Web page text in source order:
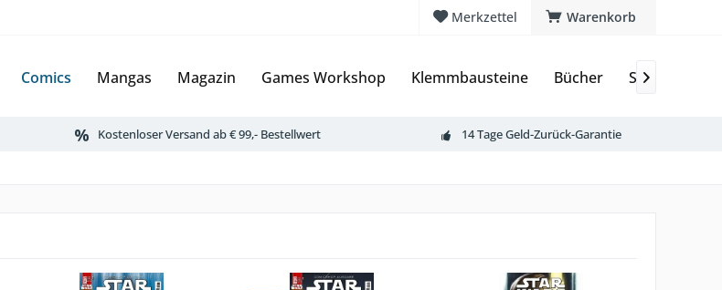
Warenkorb
Merkzettel
Comics Mangas Magazin Games Workshop Klemmbausteine Bücher 
Kostenloser Versand ab € 99,- Bestellwert 14 Tage Geld-Zurück-Garantie